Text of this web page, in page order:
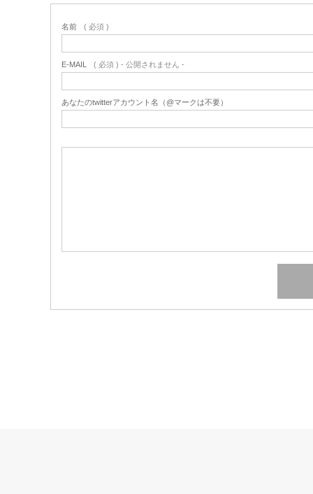
名前 ( 必須 )
E-MAIL ( 必須 ) - 公開されません -
あなたのtwitterアカウント名（@マークは不要）